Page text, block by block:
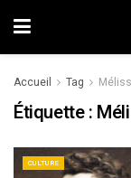
Accueil Tag
Étiquette :
CULTURE